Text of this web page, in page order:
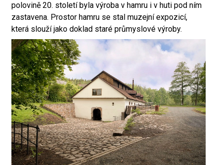
polovině 20. století byla výroba v hamru i v huti pod ním
zastavena. Prostor hamru se stal muzejní expozicí,
která slouží jako doklad staré průmyslové výroby.